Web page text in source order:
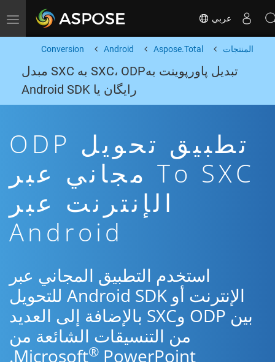
Toggle navigation عربي
المنتجات Aspose.Total
Android
Conversion
تبدیل پاورپوینت بهSXC، ODP به SXC مبدل
رایگان یا Android SDK
تطبيق تحويل ODP
To SXC مجاني عبر
الإنترنت عبر
Android
استخدم التطبيق المجاني عبر
الإنترنت أو Android SDK للتحويل
بين ODP وSXC بالإضافة إلى العديد
من التنسيقات الشائعة من
Microsoft® PowerPoint.